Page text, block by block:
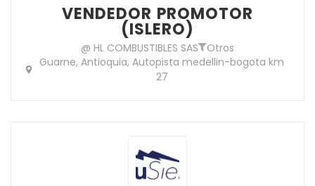
VENDEDOR PROMOTOR
(ISLERO)
@ HL COMBUSTIBLES SAS
Otros
Guarne, Antioquia, Autopista medellin-bogota km
27